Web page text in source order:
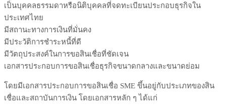
เป็นบุคคลธรรมดาหรือนิติบุคคลที่จดทะเบียนประกอบธุรกิจใน
ประเทศไทย
มีสถานะทางการเงินที่มั่นคง
มีประวัติการชำระหนี้ที่ดี
มีวัตถุประสงค์ในการขอสินเชื่อที่ชัดเจน
เอกสารประกอบการขอสินเชื่อธุรกิจขนาดกลางและขนาดย่อม
โดยมีเอกสารประกอบการขอสินเชื่อ SME ขึ้นอยู่กับประเภทของสิน
เชื่อและสถาบันการเงิน โดยเอกสารหลัก ๆ ได้แก่